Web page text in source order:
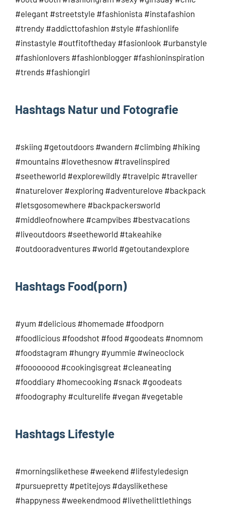
#elegant #streetstyle #fashionista #instafashion
#trendy #addicttofashion #style #fashionlife
#instastyle #outfitoftheday #fasionlook #urbanstyle
#fashionlovers #fashionblogger #fashioninspiration
#trends #fashiongirl
Hashtags Natur und Fotografie
#skiing #getoutdoors #wandern #climbing #hiking
#mountains #lovethesnow #travelinspired
#seetheworld #explorewildly #travelpic #traveller
#naturelover #exploring #adventurelove #backpack
#letsgosomewhere #backpackersworld
#middleofnowhere #campvibes #bestvacations
#liveoutdoors #seetheworld #takeahike
#outdooradventures #world #getoutandexplore
Hashtags Food(porn)
#yum #delicious #homemade #foodporn
#foodlicious #foodshot #food #goodeats #nomnom
#foodstagram #hungry #yummie #wineoclock
#foooooood #cookingisgreat #cleaneating
#fooddiary #homecooking #snack #goodeats
#foodography #culturelife #vegan #vegetable
Hashtags Lifestyle
#morningslikethese #weekend #lifestyledesign
#pursuepretty #petitejoys #dayslikethese
#happyness #weekendmood #livethelittlethings